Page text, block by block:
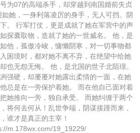
为07的高端杀手，却穿越到南国婚前失贞
她，一身利落凌厉的身手，无人可挡。阴
。 行军打仗，更是成就了她在军营中的声
探囊取物，造就了她的一世威名。 他，是
他，孤傲冷峻，慵懒阴寒，对一切事物都
困境时，都对她不离不弃，在绝望中给她
也无怨无悔。 他，是北国的世子北陌璟。
强硬，却屡屡对她露出柔情的一面，在她
总是在一旁保护着她。 而在他自己面对着
她推向一旁，独自承受。 而她纠缠于两个
将何去何从！乱世争端，阴谋接踵而来，
谁才是真正的主宰！
m.178wx.com/19_19229/